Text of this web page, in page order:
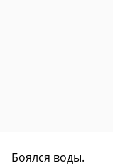
Боялся воды.